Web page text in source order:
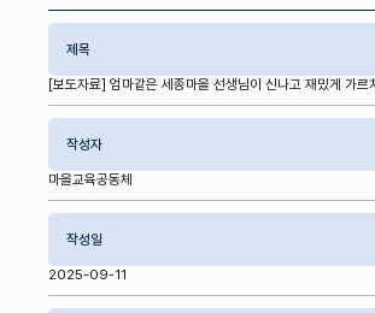
제목
[보도자료] 엄마같은 세종마을 선생님이 신나고 재밌게 가르
작성자
마을교육공동체
작성일
2025-09-11